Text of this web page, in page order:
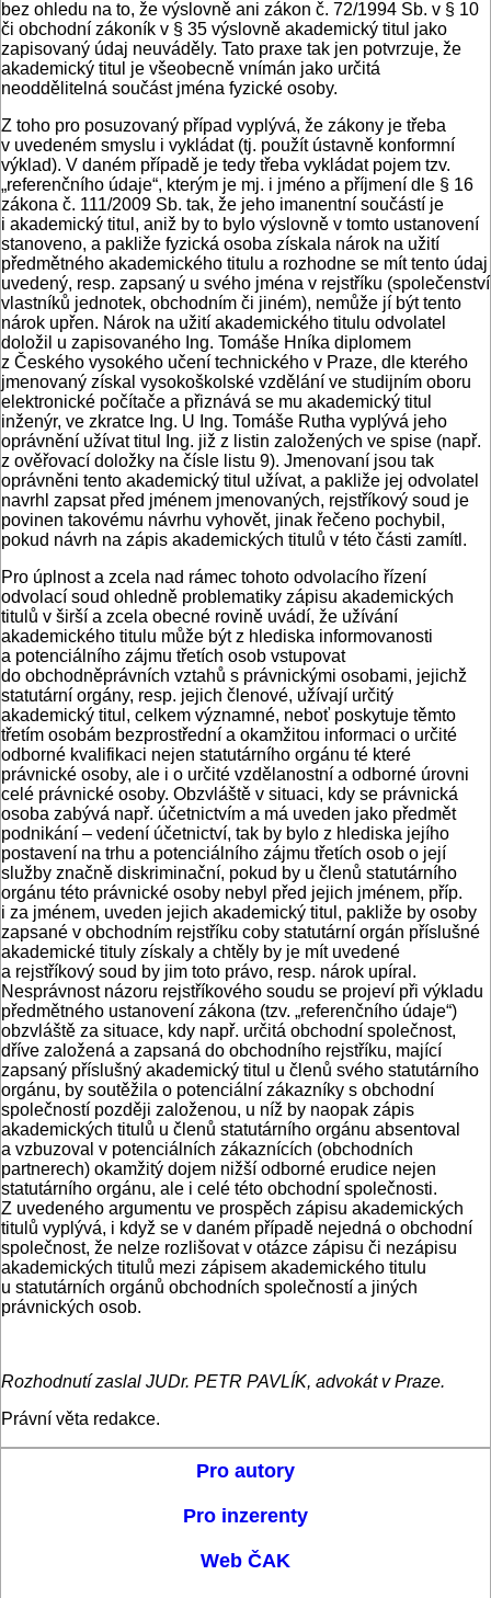
bez ohledu na to, že výslovně ani zákon č. 72/1994 Sb. v § 10
či obchodní zákoník v § 35 výslovně akademický titul jako
zapisovaný údaj neuváděly. Tato praxe tak jen potvrzuje, že
akademický titul je všeobecně vnímán jako určitá
neoddělitelná součást jména fyzické osoby.
Z toho pro posuzovaný případ vyplývá, že zákony je třeba
v uvedeném smyslu i vykládat (tj. použít ústavně konformní
výklad). V daném případě je tedy třeba vykládat pojem tzv.
„referenčního údaje“, kterým je mj. i jméno a příjmení dle § 16
zákona č. 111/2009 Sb. tak, že jeho imanentní součástí je
i akademický titul, aniž by to bylo výslovně v tomto ustanovení
stanoveno, a pakliže fyzická osoba získala nárok na užití
předmětného akademického titulu a rozhodne se mít tento údaj
uvedený, resp. zapsaný u svého jména v rejstříku (společenství
vlastníků jednotek, obchodním či jiném), nemůže jí být tento
nárok upřen. Nárok na užití akademického titulu odvolatel
doložil u zapisovaného Ing. Tomáše Hníka diplomem
z Českého vysokého učení technického v Praze, dle kterého
jmenovaný získal vysokoškolské vzdělání ve studijním oboru
elektronické počítače a přiznává se mu akademický titul
inženýr, ve zkratce Ing. U Ing. Tomáše Rutha vyplývá jeho
oprávnění užívat titul Ing. již z listin založených ve spise (např.
z ověřovací doložky na čísle listu 9). Jmenovaní jsou tak
oprávněni tento akademický titul užívat, a pakliže jej odvolatel
navrhl zapsat před jménem jmenovaných, rejstříkový soud je
povinen takovému návrhu vyhovět, jinak řečeno pochybil,
pokud návrh na zápis akademických titulů v této části zamítl.
Pro úplnost a zcela nad rámec tohoto odvolacího řízení
odvolací soud ohledně problematiky zápisu akademických
titulů v širší a zcela obecné rovině uvádí, že užívání
akademického titulu může být z hlediska informovanosti
a potenciálního zájmu třetích osob vstupovat
do obchodněprávních vztahů s právnickými osobami, jejichž
statutární orgány, resp. jejich členové, užívají určitý
akademický titul, celkem významné, neboť poskytuje těmto
třetím osobám bezprostřední a okamžitou informaci o určité
odborné kvalifikaci nejen statutárního orgánu té které
právnické osoby, ale i o určité vzdělanostní a odborné úrovni
celé právnické osoby. Obzvláště v situaci, kdy se právnická
osoba zabývá např. účetnictvím a má uveden jako předmět
podnikání – vedení účetnictví, tak by bylo z hlediska jejího
postavení na trhu a potenciálního zájmu třetích osob o její
služby značně diskriminační, pokud by u členů statutárního
orgánu této právnické osoby nebyl před jejich jménem, příp.
i za jménem, uveden jejich akademický titul, pakliže by osoby
zapsané v obchodním rejstříku coby statutární orgán příslušné
akademické tituly získaly a chtěly by je mít uvedené
a rejstříkový soud by jim toto právo, resp. nárok upíral.
Nesprávnost názoru rejstříkového soudu se projeví při výkladu
předmětného ustanovení zákona (tzv. „referenčního údaje“)
obzvláště za situace, kdy např. určitá obchodní společnost,
dříve založená a zapsaná do obchodního rejstříku, mající
zapsaný příslušný akademický titul u členů svého statutárního
orgánu, by soutěžila o potenciální zákazníky s obchodní
společností později založenou, u níž by naopak zápis
akademických titulů u členů statutárního orgánu absentoval
a vzbuzoval v potenciálních zákaznících (obchodních
partnerech) okamžitý dojem nižší odborné erudice nejen
statutárního orgánu, ale i celé této obchodní společnosti.
Z uvedeného argumentu ve prospěch zápisu akademických
titulů vyplývá, i když se v daném případě nejedná o obchodní
společnost, že nelze rozlišovat v otázce zápisu či nezápisu
akademických titulů mezi zápisem akademického titulu
u statutárních orgánů obchodních společností a jiných
právnických osob.
Rozhodnutí zaslal JUDr. PETR PAVLÍK, advokát v Praze.
Právní věta redakce.
Pro autory
Pro inzerenty
Web ČAK